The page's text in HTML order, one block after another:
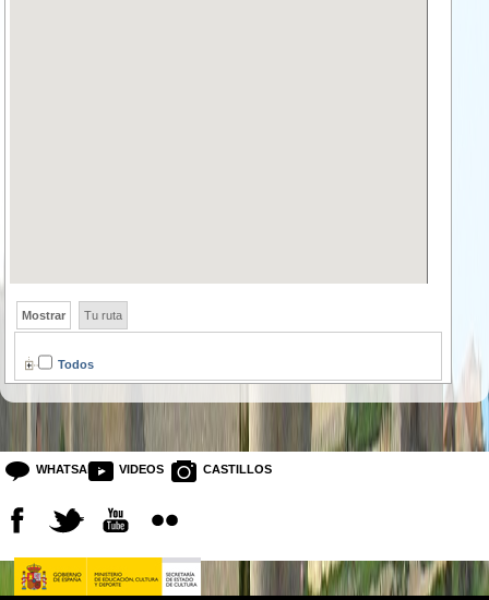
Mostrar Tu ruta
Todos
WHATSAPP VIDEOS CASTILLOS